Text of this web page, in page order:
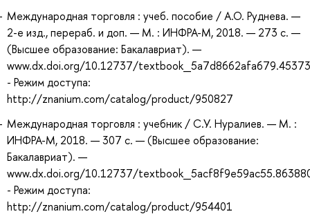
Международная торговля : учеб. пособие / А.О. Руднева. —
2-е изд., перераб. и доп. — М. : ИНФРА-М, 2018. — 273 с. —
(Высшее образование: Бакалавриат). —
www.dx.doi.org/10.12737/
- Режим доступа:
http://znanium.com/catalog/product/950827
Международная торговля : учебник / С.У. Нуралиев. — М. :
ИНФРА-М, 2018. — 307 с. — (Высшее образование:
Бакалавриат). —
www.dx.doi.org/10.12737/
- Режим доступа:
http://znanium.com/catalog/product/954401